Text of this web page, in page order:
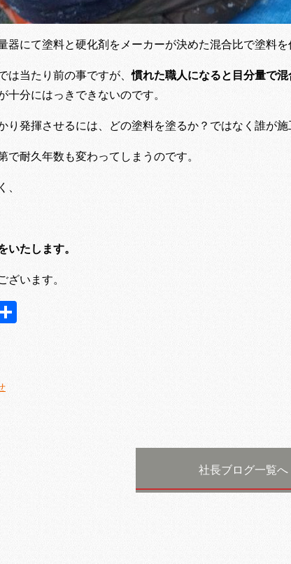
器にて塗料と硬化剤をメーカーが決めた混合比で塗料を
は当たり前の事ですが、慣れた職人になると目分量で混
十分にはっきできないのです。
り発揮させるには、どの塗料を塗るか？ではなく誰が施
で耐久年数も変わってしまうのです。
、
いたします。
ざいます。
Line
社長ブログ一覧へ